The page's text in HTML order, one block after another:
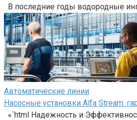
В последние годы водородные
Автоматические линии
Насосные установки Alfa Stream:
«`html Надежность и